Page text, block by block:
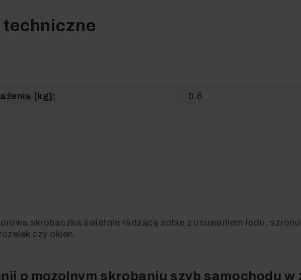
[kg]: 0.6
skrobaczka świetnie radzącą sobie z usuwaniem lodu,
czy okien.
o mozolnym skrobaniu szyb samochodu